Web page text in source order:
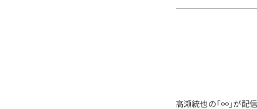
高瀬統也の「∞」が配